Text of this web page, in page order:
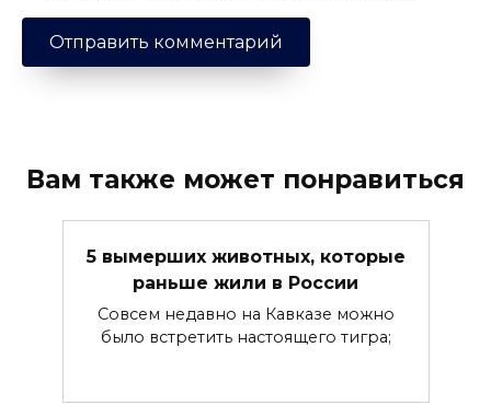
Вам также может понравиться
5 вымерших животных, которые
раньше жили в России
Совсем недавно на Кавказе можно
было встретить настоящего тигра;